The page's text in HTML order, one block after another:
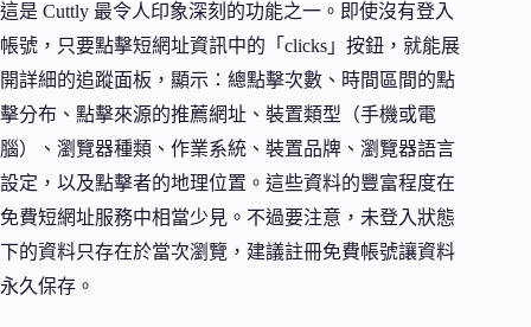
這是 Cuttly 最令人印象深刻的功能之一。即使沒有登入
帳號，只要點擊短網址資訊中的「clicks」按鈕，就能展
開詳細的追蹤面板，顯示：總點擊次數、時間區間的點
擊分布、點擊來源的推薦網址、裝置類型（手機或電
腦）、瀏覽器種類、作業系統、裝置品牌、瀏覽器語言
設定，以及點擊者的地理位置。這些資料的豐富程度在
免費短網址服務中相當少見。不過要注意，未登入狀態
下的資料只存在於當次瀏覽，建議註冊免費帳號讓資料
永久保存。